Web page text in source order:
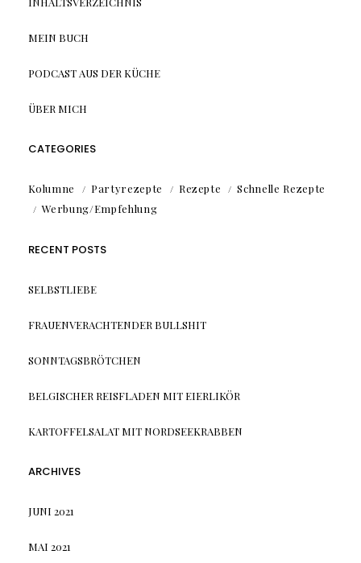
MEIN BUCH
PODCAST AUS DER KÜCHE
ÜBER MICH
CATEGORIES
Kolumne Partyrezepte Rezepte
Schnelle Rezepte
Werbung/Empfehlung
RECENT POSTS
SELBSTLIEBE
FRAUENVERACHTENDER BULLSHIT
SONNTAGSBRÖTCHEN
BELGISCHER REISFLADEN MIT EIERLIKÖR
KARTOFFELSALAT MIT NORDSEEKRABBEN
ARCHIVES
JUNI 2021
MAI 2021